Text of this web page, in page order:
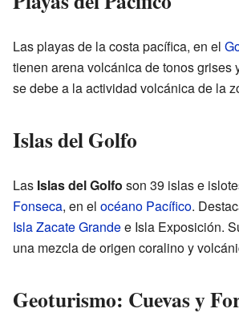
Las playas de la costa pacífica, en el
tienen arena volcánica de tonos grises
se debe a la actividad volcánica de la
Islas del Golfo
Las Islas del Golfo son 39 islas e
Fonseca, en el océano Pacífico.
Isla Zacate Grandee Isla Exposición.
una mezcla de origen coralino y
Geoturismo: Cuevas y